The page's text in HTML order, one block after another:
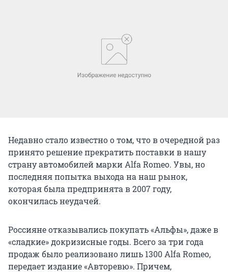
Недавно стало известно о том, что в очередной раз
принято решение прекратить поставки в нашу
страну автомобилей марки Alfa Romeo. Увы, но
последняя попытка выхода на наш рынок,
которая была предпринята в 2007 году,
окончилась неудачей.
Россияне отказывались покупать «Альфы», даже в
«сладкие» докризисные годы. Всего за три года
продаж было реализовано лишь 1300 Alfa Romeo,
передает издание «Авторевю». Причем,